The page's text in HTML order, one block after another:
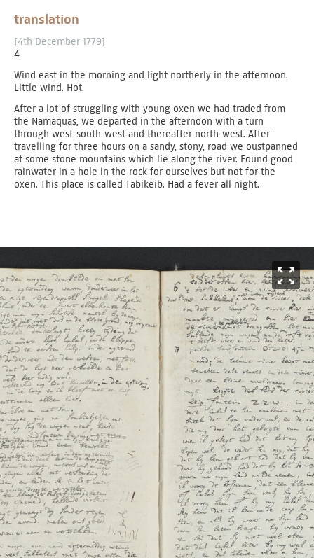
translation
[4th December 1779]
4
Wind east in the morning and light northerly in the afternoon.
Little wind. Hot.
After a lot of struggling with young oxen we had traded from
the Namaquas, we departed in the afternoon with a turn
through west-south-west and thereafter north-west. After
travelling for three hours on a sandy, stony, road we oustpanned
at some stone mountains which lie along the river. Found good
rainwater in a hole in the rock for ourselves but not for the
oxen. This place is called Tabikeib. Had a fever all night.